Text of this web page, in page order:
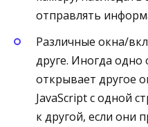
отправлять
Различные окна/
друге. Иногда одно
открывает другое
JavaScript с одной
к другой, если они